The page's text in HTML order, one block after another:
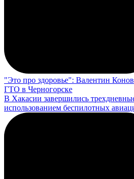
"Это про здоровье": Валентин
ГТО в Черногорске
В Хакасии завершились
использованием беспилотных